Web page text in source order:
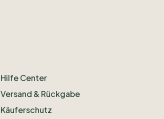
Hilfe Center
Versand & Rückgabe
Käuferschutz